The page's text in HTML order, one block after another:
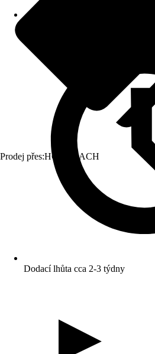
Prodej přes:HORNBACH
Dodací lhůta cca 2-3 týdny